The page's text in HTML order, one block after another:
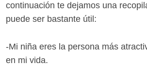
continuación te dejamos una
puede ser bastante útil:
-Mi niña eres la persona más
en mi vida.